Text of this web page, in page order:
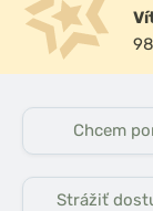
Chcem
Strážiť